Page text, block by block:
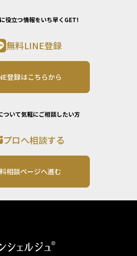
役立つ情報をいち早くGET!
無料LINE登録
登録はこちらから
ついて気軽にご相談したい方
プロへ相談する
相談ページへ進む